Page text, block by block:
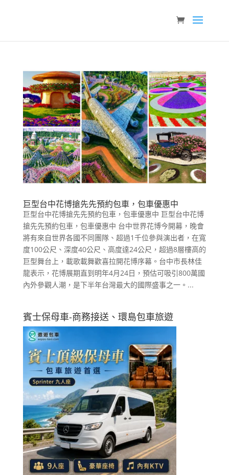
巨型台中花博搶先先預約包車，包車優惠中
巨型台中花博搶先先預約包車，包車優惠中 巨型台中花博
搶先先預約包車，包車優惠中 台中世界花博今開幕，晚會
將有來自世界各國不同團隊、超過1千位參與演出者，在寬
度100公尺、深度40公尺、高度達24公尺，超過8層樓高的
巨型舞台上，載歌載舞歡喜拉開花博序幕。台中市長林佳
龍表示，花博展期直到明年4月24日，預估可吸引800萬國
內外參觀人潮，是下半年台灣最大的國際盛事之一。...
賓士保母車-商務接送、環島包車旅遊